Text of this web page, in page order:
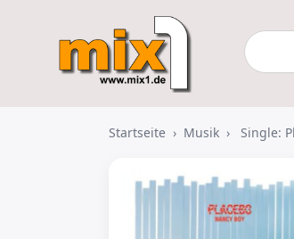
Startseite › Musik › Single: